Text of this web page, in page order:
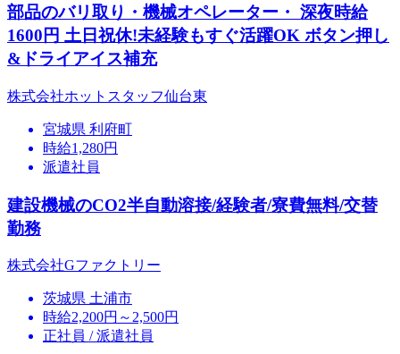
部品のバリ取り・機械オペレーター・ 深夜時給
1600円 土日祝休!未経験もすぐ活躍OK ボタン押し
&ドライアイス補充
株式会社ホットスタッフ仙台東
宮城県 利府町
時給1,280円
派遣社員
建設機械のCO2半自動溶接/経験者/寮費無料/交替
勤務
株式会社Gファクトリー
茨城県 土浦市
時給2,200円～2,500円
正社員 / 派遣社員